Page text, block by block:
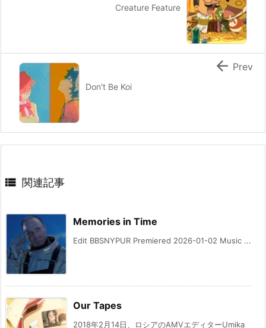
Creature Feature
Don't Be Koi
 Prev
 関連記事
Memories in Time
Edit BBSNYPUR Premiered 2026-01-02 Music ...
Our Tapes
2018年2月14日、ロシアのAMVエディターUmika